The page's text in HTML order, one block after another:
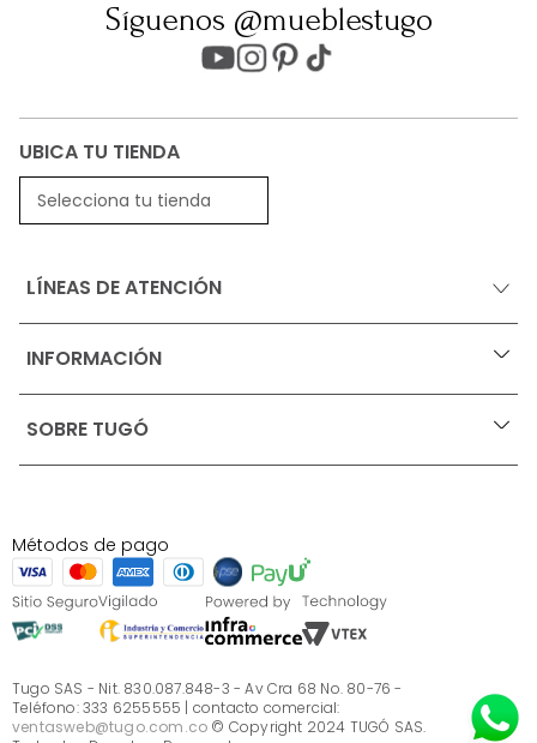
Síguenos @mueblestugo
UBICA TU TIENDA
Selecciona tu tienda
LÍNEAS DE ATENCIÓN
INFORMACIÓN +
Ofertas vigentes
Términos, condiciones y restricciones para productos
S.A.S
Términos, condiciones y restricciones Tugó S.A.S
Instructivo cuidado de muebles
Sé parte de Tugó
¿Quiénes somos?
Servicio al cliente
SOBRE TUGÓ +
¿Quieres vender en Tugó?
Métodos de pago
Tugo SAS - Nit. 830.087.848-3 - Av Cra 68 No. 80-76 -
Teléfono: 333 6255555 | contacto comercial:
ventasweb@tugo.com.co © Copyright 2024 TUGÓ SAS.